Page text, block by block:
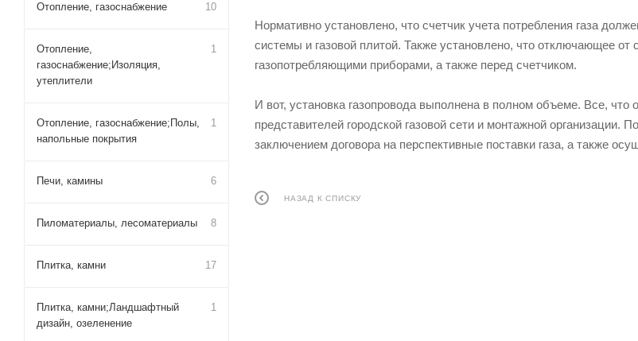
Нормативно установлено, что счетчик учета потребления газа
системы и газовой плитой. Также установлено, что отключающее
газопотребляющими приборами, а также перед счетчиком.
И вот, установка газопровода выполнена в полном объеме. Все,
представителей городской газовой сети и монтажной
заключением договора на перспективные поставки газа, а также
НАЗАД К СПИСКУ
Отопление, газоснабжение 10
Отопление,
газоснабжение;Изоляция,
утеплители
1
Отопление, газоснабжение;Полы,
напольные покрытия
1
Печи, камины 6
Пиломатериалы, лесоматериалы 8
Плитка, камни 17
Плитка, камни;Ландшафтный
дизайн, озеленение
1